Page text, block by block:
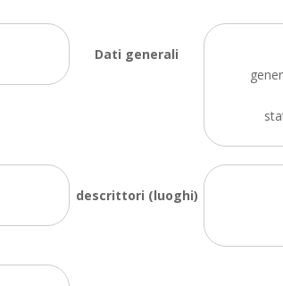
Dati generali
descrittori (luoghi)